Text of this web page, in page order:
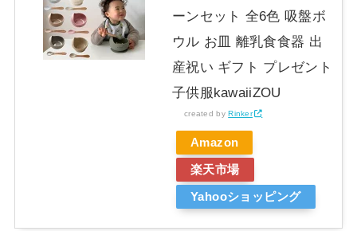
ーンセット 全6色 吸盤ボ
ウル お皿 離乳食食器 出
産祝い ギフト プレゼント
子供服kawaiiZOU
created byRinker
Amazon
楽天市場
Yahooショッピング